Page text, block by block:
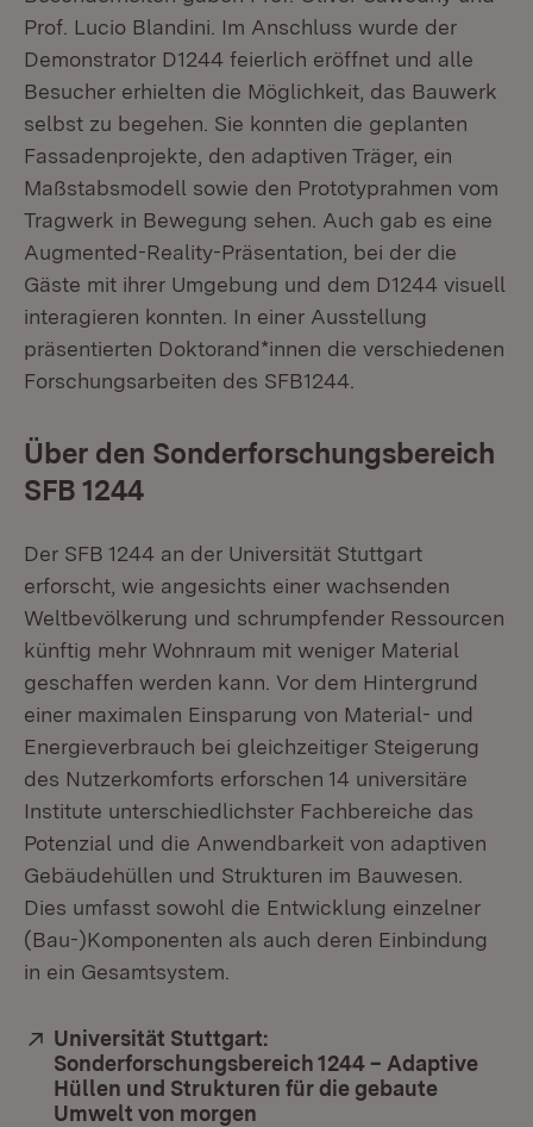
Prof. Lucio Blandini. Im Anschluss wurde der
Demonstrator D1244 feierlich eröffnet und alle
Besucher erhielten die Möglichkeit, das Bauwerk
selbst zu begehen. Sie konnten die geplanten
Fassadenprojekte, den adaptiven Träger, ein
Maßstabsmodell sowie den Prototyprahmen vom
Tragwerk in Bewegung sehen. Auch gab es eine
Augmented-Reality-Präsentation, bei der die
Gäste mit ihrer Umgebung und dem D1244 visuell
interagieren konnten. In einer Ausstellung
präsentierten Doktorand*innen die verschiedenen
Forschungsarbeiten des SFB1244.
Über den Sonderforschungsbereich
SFB 1244
Der SFB 1244 an der Universität Stuttgart
erforscht, wie angesichts einer wachsenden
Weltbevölkerung und schrumpfender Ressourcen
künftig mehr Wohnraum mit weniger Material
geschaffen werden kann. Vor dem Hintergrund
einer maximalen Einsparung von Material- und
Energieverbrauch bei gleichzeitiger Steigerung
des Nutzerkomforts erforschen 14 universitäre
Institute unterschiedlichster Fachbereiche das
Potenzial und die Anwendbarkeit von adaptiven
Gebäudehüllen und Strukturen im Bauwesen.
Dies umfasst sowohl die Entwicklung einzelner
(Bau-)Komponenten als auch deren Einbindung
in ein Gesamtsystem.
Extern:
Universität Stuttgart:
Sonderforschungsbereich 1244 – Adaptive
Hüllen und Strukturen für die gebaute
Umwelt von morgen